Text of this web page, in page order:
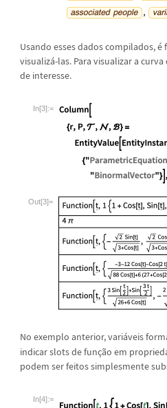
Usando esses dados compilados,éf
visualizá-las. Para visualizar a
de interesse.
In[3]:=
Out[3]=
No exemplo anterior, variáveis
indicar slots de função em
podem ser feitos simplesmente
In[4]:=